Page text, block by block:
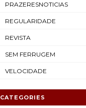
PRAZERESNOTICIAS
REGULARIDADE
REVISTA
SEM FERRUGEM
VELOCIDADE
CATEGORIES